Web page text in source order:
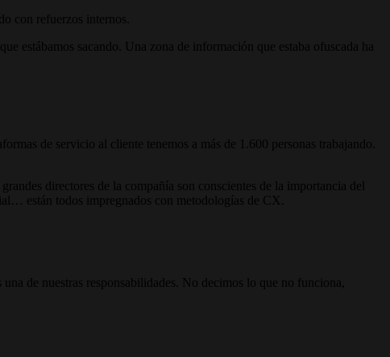
con refuerzos internos.
estábamos sacando. Una zona de información que estaba ofuscada ha
de servicio al cliente tenemos a más de 1.600 personas trabajando.
directores de la compañía son conscientes de la importancia del
están todos impregnados con metodologías de CX.
de nuestras responsabilidades. No decimos lo que no funciona,